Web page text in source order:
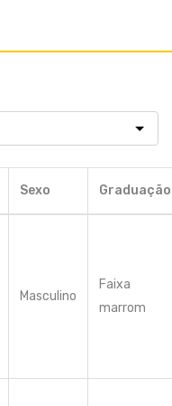
Sexo Graduação
Masculino
Faixa
marrom